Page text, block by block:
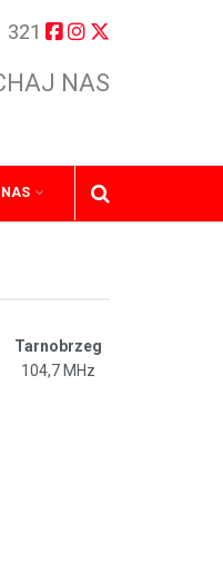
321
NAS
NAS
Tarnobrzeg
104,7 MHz